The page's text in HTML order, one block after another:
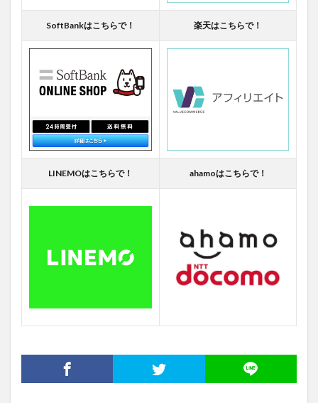
SoftBankはこちらで！ 楽天はこちらで！
LINEMOはこちらで！ ahamoはこちらで！